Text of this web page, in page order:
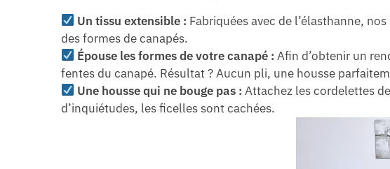
Un tissu extensible : Fabriquées avec de l’élasthanne,
des formes de canapés.
Épouse les formes de votre canapé : Afin d’obtenir un
fentes du canapé. Résultat ? Aucun pli, une housse
Une housse qui ne bouge pas : Attachez les cordelettes
d’inquiétudes, les ficelles sont cachées.